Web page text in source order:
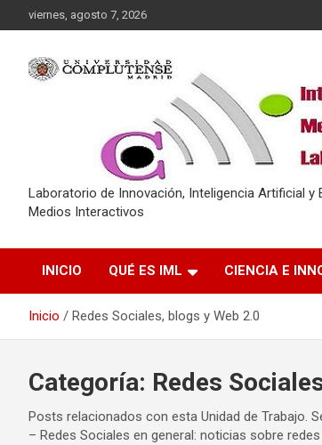
al
viernes, agosto 7, 2026
Laboratorio de Innovación, Inteligencia Artificial y
Medios Interactivos
INICIO QUÉ ES IML CIENCIA E
Inicio Redes Sociales, blogs y Web 2.0
Categoría: Redes
Posts relacionados con esta Unidad de Trabajo.
– Redes Sociales en general: noticias sobre